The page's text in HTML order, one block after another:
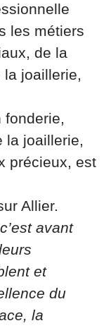
les métiers
de la
la joaillerie,
fonderie,
la joaillerie,
précieux, est
Allier.
avant
et
du
la